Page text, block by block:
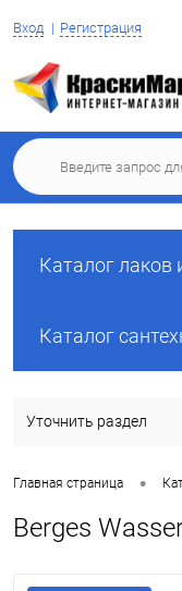
Вход Регистрация
Каталог лаков
Каталог
Уточнить раздел
Главная страница •
Berges